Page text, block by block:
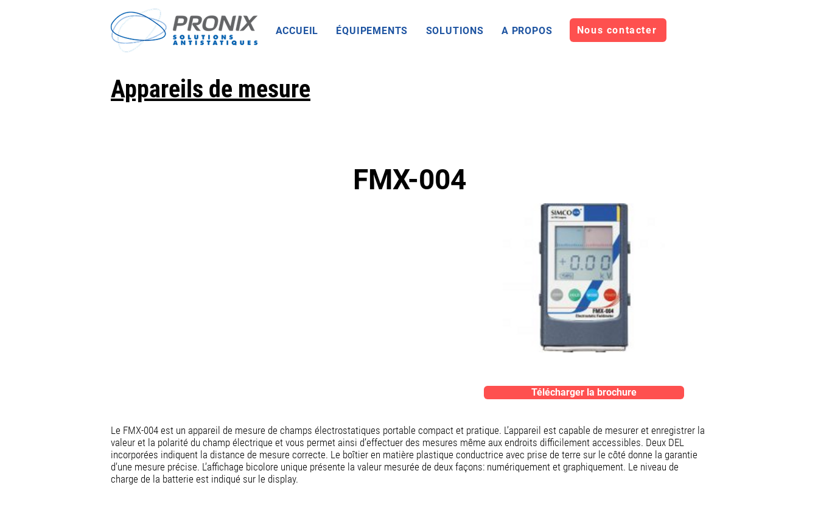
ACCUEIL ÉQUIPEMENTS SOLUTIONS A PROPOS Nous contacter
Appareils de mesure
FMX-004
Télécharger la brochure
Le FMX-004 est un appareil de mesure de champs électrostatiques portable compact et pratique. L’appareil est capable de mesurer et enregistrer la
valeur et la polarité du champ électrique et vous permet ainsi d’effectuer des mesures même aux endroits difficilement accessibles. Deux DEL
incorporées indiquent la distance de mesure correcte. Le boîtier en matière plastique conductrice avec prise de terre sur le côté donne la garantie
d’une mesure précise. L’affichage bicolore unique présente la valeur mesurée de deux façons: numériquement et graphiquement. Le niveau de
charge de la batterie est indiqué sur le display.